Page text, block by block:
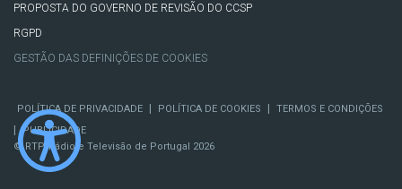
PROPOSTA DO GOVERNO DE REVISÃO DO CCSP
RGPD
GESTÃO DAS DEFINIÇÕES DE COOKIES
POLÍTICA DE PRIVACIDADE | POLÍTICA DE COOKIES | TERMOS E CONDIÇÕES
|
PUBLICIDADE
© RTP, Rádio e Televisão de Portugal 2026